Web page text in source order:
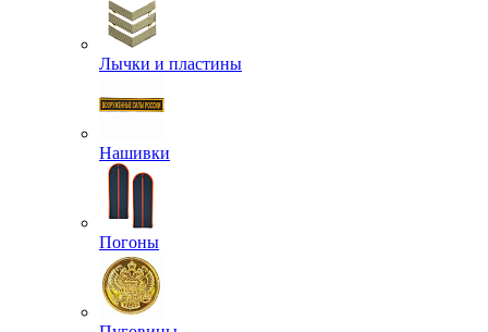
Лычки и пластины
Нашивки
Погоны